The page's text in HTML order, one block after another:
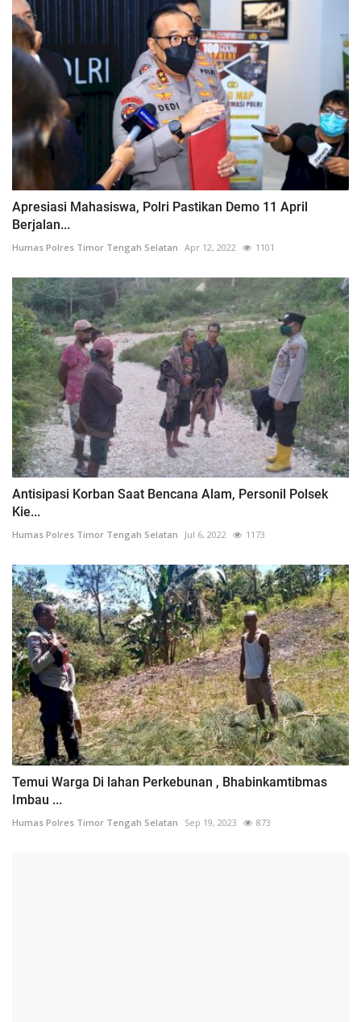
Apresiasi Mahasiswa, Polri Pastikan Demo 11 April
Berjalan...
Humas Polres Timor Tengah Selatan Apr 12, 2022 1101
Antisipasi Korban Saat Bencana Alam, Personil Polsek
Kie...
Humas Polres Timor Tengah Selatan Jul 6, 2022 1173
Temui Warga Di lahan Perkebunan , Bhabinkamtibmas
Imbau ...
Humas Polres Timor Tengah Selatan Sep 19, 2023 873